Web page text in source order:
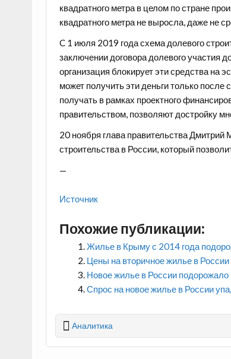
квадратного метра в целом по стране
квадратного метра не выросла, даже не
C 1 июля 2019 года схема долевого
заключении договора долевого участия
организация блокирует эти средства на
может получить эти деньги только
получать в рамках проектного
правительством, позволяют достройку
20 ноября глава правительства
строительства в России, который
—
Источник
Похожие публикации:
Жилье в Крыму с 2014 года
Цены на вторичное жилье в
Новое жилье в России подорожало
Спрос на новое жилье в России
Аналитика